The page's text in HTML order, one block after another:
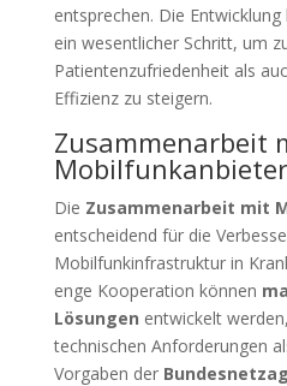
entsprechen. Die
ein wesentlicher Schritt, um
Patientenzufriedenheit als
Effizienz zu steigern.
Zusammenarbeit
Die Zusammenarbeit mit
entscheidend für die
Mobilfunkinfrastruktur in
enge Kooperation können
Lösungen entwickelt
technischen Anforderungen
Vorgaben der